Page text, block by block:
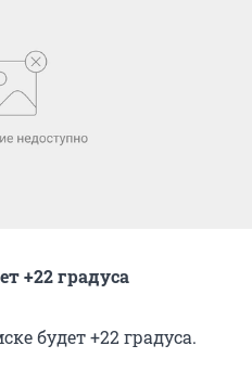
+22 градуса
будет +22 градуса.